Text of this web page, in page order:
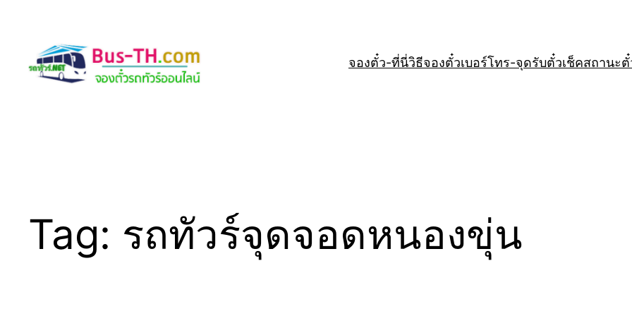
content
จองตั๋ว-ที่นี่วิธีจองตั๋วเบอร์โทร-จุดรับตั๋วเช็คสถานะตั๋
Tag: รถทัวร์จุดจอดหนองขุ่น